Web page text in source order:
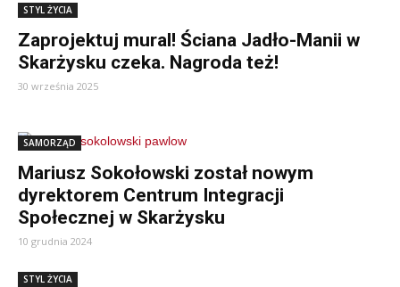
STYL ŻYCIA
Zaprojektuj mural! Ściana Jadło-Manii w
Skarżysku czeka. Nagroda też!
30 września 2025
SAMORZĄD
Mariusz Sokołowski został nowym
dyrektorem Centrum Integracji
Społecznej w Skarżysku
10 grudnia 2024
STYL ŻYCIA